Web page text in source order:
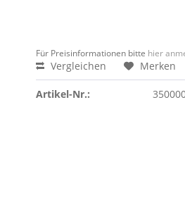
Für Preisinformationen bitte hier
Vergleichen Merken
Artikel-Nr.: